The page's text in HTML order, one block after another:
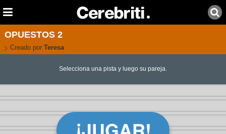
OPUESTOS 2
Creado por:Teresa
Selecciona una pista y luego su pareja.